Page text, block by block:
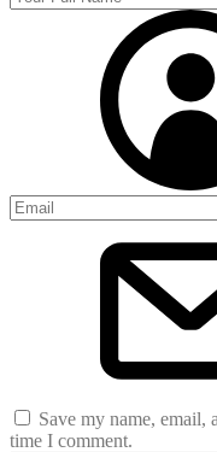
Save my name, email,
time I comment.